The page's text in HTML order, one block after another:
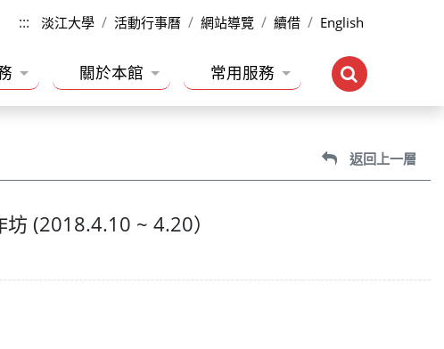
::: 淡江大學 活動行事曆 網站導覽 續借 English
關於本館 常用服務
返回上一層
(2018.4.10 ~ 4.20）